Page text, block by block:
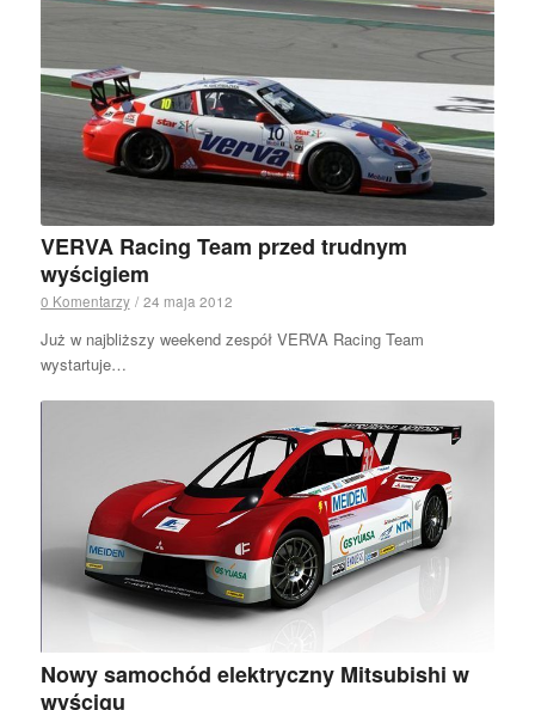
VERVA Racing Team przed trudnym
wyścigiem
0 Komentarzy / 24 maja 2012
Już w najbliższy weekend zespół VERVA Racing Team
wystartuje…
Nowy samochód elektryczny Mitsubishi w
wyścigu